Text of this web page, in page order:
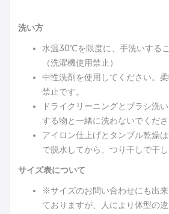
洗い方
水温30℃を限度に、手洗いするこ
（洗濯機使用禁止）
中性洗剤を使用してください。
禁止です。
ドライクリーニングとブラシ洗
する物と一緒に洗わないでくださ
アイロン仕上げとタンブル乾燥
で脱水してから、つり干しで干し
サイズ表について
※サイズのお問い合わせにも出
ておりますが、人により体型の